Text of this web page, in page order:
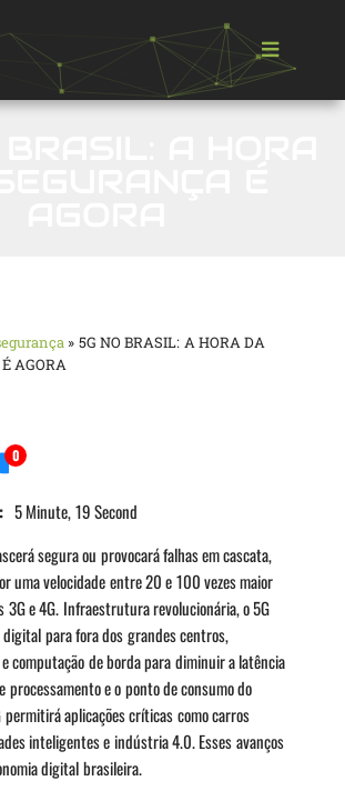
» 5G NO BRASIL: A HORA DA
AGORA
0
5 Minute, 19 Second
segura ou provocará falhas em cascata,
uma velocidade entre 20 e 100 vezes maior
3G e 4G. Infraestrutura revolucionária, o 5G
digital para fora dos grandes centros,
computação de borda para diminuir a latência
processamento e o ponto de consumo do
permitirá aplicações críticas como carros
inteligentes e indústria 4.0. Esses avanços
digital brasileira.